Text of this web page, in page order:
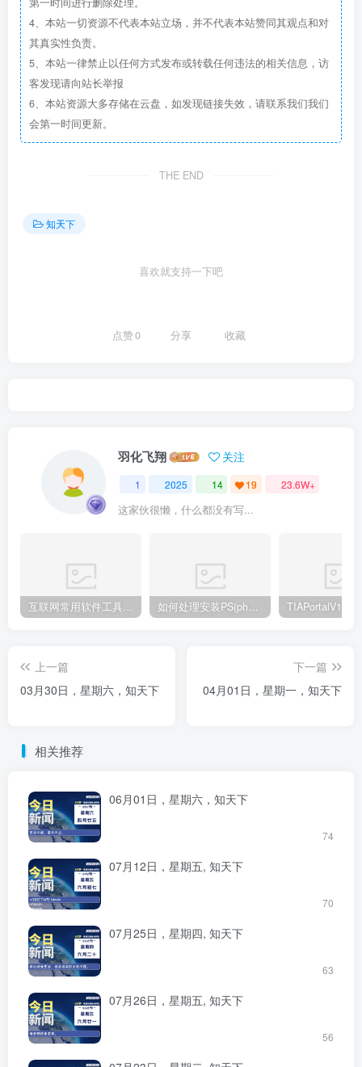
4、本站一切资源不代表本站立场，并不代表本站赞同其观点和对
其真实性负责。
5、本站一律禁止以任何方式发布或转载任何违法的相关信息，访
客发现请向站长举报
6、本站资源大多存储在云盘，如发现链接失效，请联系我们我们
会第一时间更新。
THE END
知天下
喜欢就支持一下吧
点赞0 分享 收藏
羽化飞翔 关注
1 2025 14 19 23.6W+
这家伙很懒，什么都没有写...
互联网常用软件工具资源汇总贴 如何处理安装PS(photoshop cc2018) 时，提示系统或者IE浏览器需要升级
上一篇
03月30日，星期六，知天下
下一篇
04月01日，星期一，知天下
相关推荐
06月01日，星期六，知天下
74
07月12日，星期五, 知天下
70
07月25日，星期四, 知天下
63
07月26日，星期五, 知天下
56